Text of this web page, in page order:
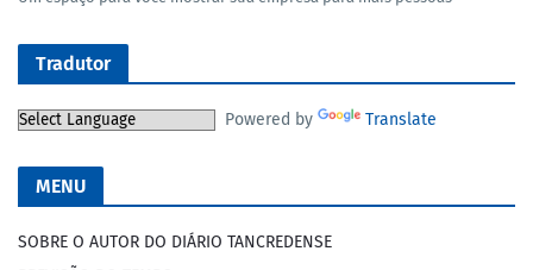
Tradutor
Powered by Translate
MENU
SOBRE O AUTOR DO DIÁRIO TANCREDENSE